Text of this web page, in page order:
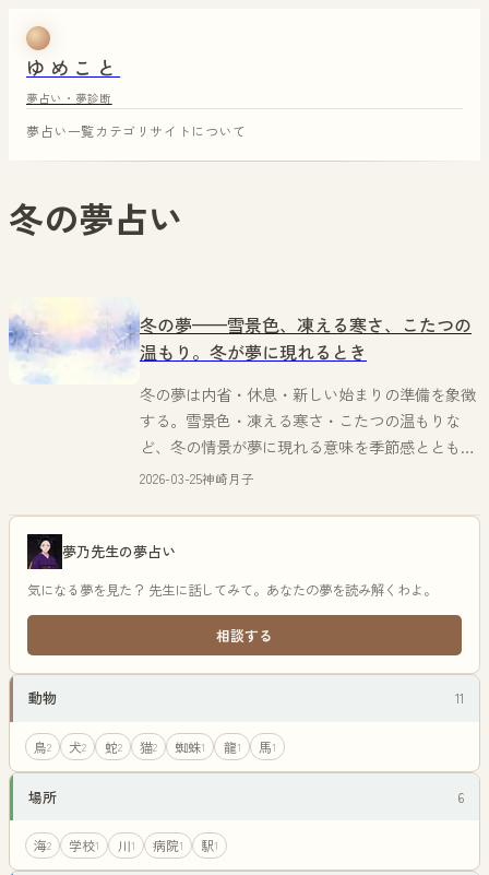
ゆめこと
夢占い・夢診断
夢占い一覧カテゴリ サイトについて
冬の夢占い
冬の夢——雪景色、凍える寒さ、こたつの
温もり。冬が夢に現れるとき
冬の夢は内省・休息・新しい始まりの準備を象徴
する。雪景色・凍える寒さ・こたつの温もりな
ど、冬の情景が夢に現れる意味を季節感とともに
解説。
2026-03-25神崎月子
夢乃先生の夢占い
気になる夢を見た？ 先生に話してみて。あなたの夢を読み解くわよ。
相談する
動物 11
鳥2 犬2 蛇2 猫2 蜘蛛1 龍1 馬1
場所 6
海2 学校1 川1 病院1 駅1